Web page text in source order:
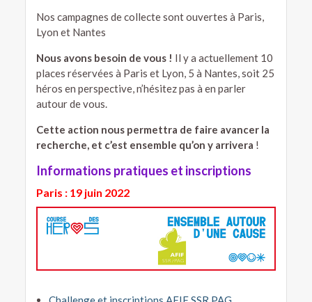
Nos campagnes de collecte sont ouvertes à Paris,
Lyon et Nantes
Nous avons besoin de vous ! Il y a actuellement 10
places réservées à Paris et Lyon, 5 à Nantes, soit 25
héros en perspective, n’hésitez pas à en parler
autour de vous.
Cette action nous permettra de faire avancer la
recherche, et c’est ensemble qu’on y arrivera !
Informations pratiques et inscriptions
Paris : 19 juin 2022